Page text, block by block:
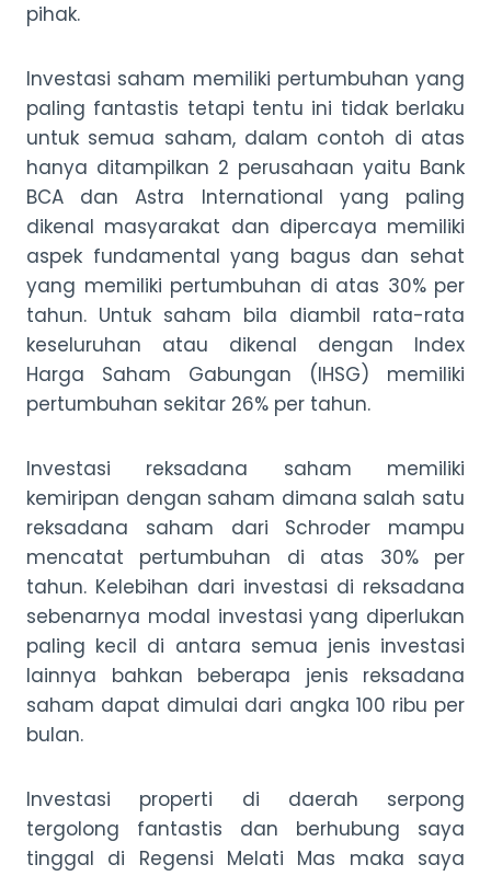
pihak.
Investasi saham memiliki pertumbuhan yang
paling fantastis tetapi tentu ini tidak berlaku
untuk semua saham, dalam contoh di atas
hanya ditampilkan 2 perusahaan yaitu Bank
BCA dan Astra International yang paling
dikenal masyarakat dan dipercaya memiliki
aspek fundamental yang bagus dan sehat
yang memiliki pertumbuhan di atas 30% per
tahun. Untuk saham bila diambil rata-rata
keseluruhan atau dikenal dengan Index
Harga Saham Gabungan (IHSG) memiliki
pertumbuhan sekitar 26% per tahun.
Investasi reksadana saham memiliki
kemiripan dengan saham dimana salah satu
reksadana saham dari Schroder mampu
mencatat pertumbuhan di atas 30% per
tahun. Kelebihan dari investasi di reksadana
sebenarnya modal investasi yang diperlukan
paling kecil di antara semua jenis investasi
lainnya bahkan beberapa jenis reksadana
saham dapat dimulai dari angka 100 ribu per
bulan.
Investasi properti di daerah serpong
tergolong fantastis dan berhubung saya
tinggal di Regensi Melati Mas maka saya